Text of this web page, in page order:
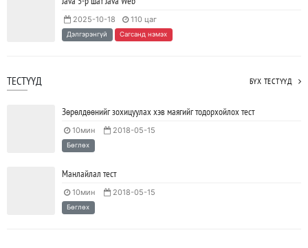
2025-10-18 110 цаг
Дэлгэрэнгүй Сагсанд нэмэх
ТЕСТҮҮД БҮХ ТЕСТҮҮД
Зөрөлдөөнийг зохицуулах хэв маягийг тодорхойлох тест
10мин 2018-05-15
Бөглөх
Манлайлал тест
10мин 2018-05-15
Бөглөх